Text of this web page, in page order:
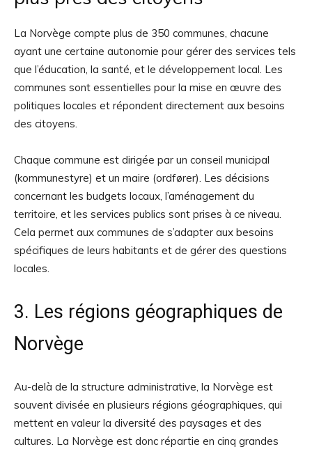
La Norvège compte plus de 350 communes, chacune
ayant une certaine autonomie pour gérer des services tels
que l’éducation, la santé, et le développement local. Les
communes sont essentielles pour la mise en œuvre des
politiques locales et répondent directement aux besoins
des citoyens.
Chaque commune est dirigée par un conseil municipal
(kommunestyre) et un maire (ordfører). Les décisions
concernant les budgets locaux, l’aménagement du
territoire, et les services publics sont prises à ce niveau.
Cela permet aux communes de s’adapter aux besoins
spécifiques de leurs habitants et de gérer des questions
locales.
3. Les régions géographiques de
Norvège
Au-delà de la structure administrative, la Norvège est
souvent divisée en plusieurs régions géographiques, qui
mettent en valeur la diversité des paysages et des
cultures. La Norvège est donc répartie en cinq grandes